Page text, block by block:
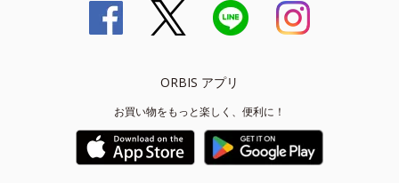
ORBIS アプリ
お買い物をもっと楽しく、便利に！